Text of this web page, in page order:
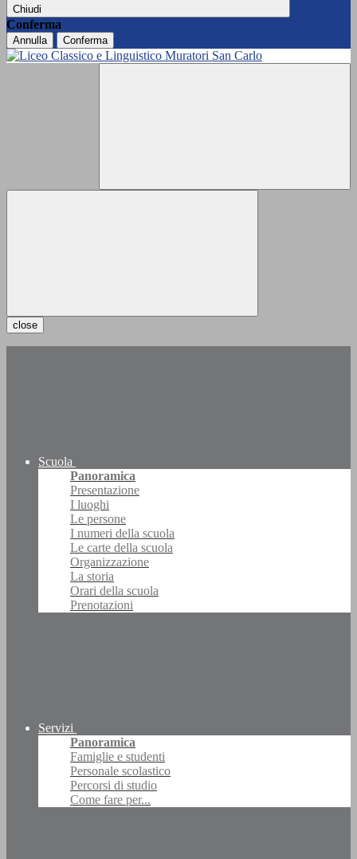
Chiudi
Conferma
Annulla Conferma
close
Scuola
Panoramica
Presentazione
I luoghi
Le persone
I numeri della scuola
Le carte della scuola
Organizzazione
La storia
Orari della scuola
Prenotazioni
Servizi
Panoramica
Famiglie e studenti
Personale scolastico
Percorsi di studio
Come fare per...